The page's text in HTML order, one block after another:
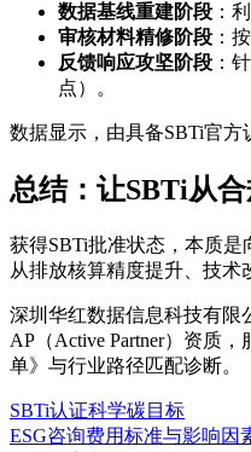
数据基线重建阶段 ：
审核材料精修阶段 ：
反馈响应攻坚阶段 ：
点）。
数据显示，由具备SBTi官方
总结：让SBTi从
获得SBTi批准状态，本质
从排放核算精度提升、技术
深圳华红数据信息科技有限
AP（Active Partner）资质
单》与行业路径匹配诊断。
SBTi认证科学碳目标
ESG咨询费用标准与影响因